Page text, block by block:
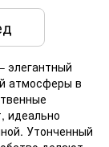
элегантный
атмосферы в
идеально
Утонченный